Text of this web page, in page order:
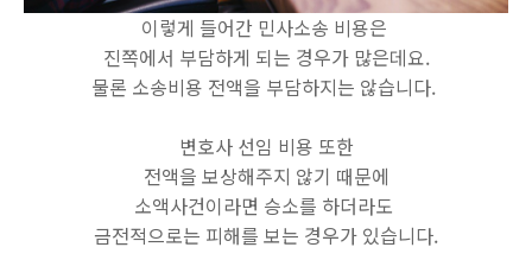
이렇게 들어간 민사소송 비용은
진쪽에서 부담하게 되는 경우가 많은데요.
물론 소송비용 전액을 부담하지는 않습니다.
변호사 선임 비용 또한
전액을 보상해주지 않기 때문에
소액사건이라면 승소를 하더라도
금전적으로는 피해를 보는 경우가 있습니다.